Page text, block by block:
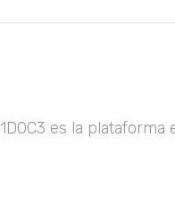
1DOC3 es la